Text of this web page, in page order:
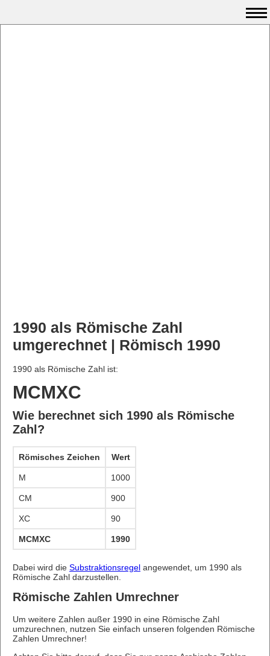
1990 als Römische Zahl
umgerechnet | Römisch 1990
1990 als Römische Zahl ist:
MCMXC
Wie berechnet sich 1990 als Römische
Zahl?
Römisches Zeichen Wert
M 1000
CM 900
XC 90
MCMXC 1990
Dabei wird die Substraktionsregel angewendet, um 1990 als
Römische Zahl darzustellen.
Römische Zahlen Umrechner
Um weitere Zahlen außer 1990 in eine Römische Zahl
umzurechnen, nutzen Sie einfach unseren folgenden Römische
Zahlen Umrechner!